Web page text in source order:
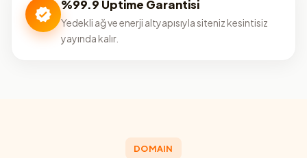
%99.9 Uptime Garantisi
Yedekli ağ ve enerji altyapısıyla siteniz kesintisiz
yayında kalır.
DOMAIN